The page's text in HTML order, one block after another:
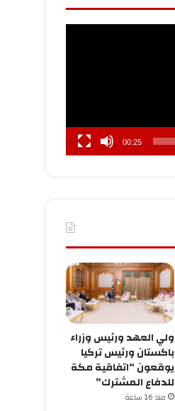
00:25
ولي العهد ورئيس وزراء
باكستان ورئيس تركيا
يوقعون “اتفاقية مكة
للدفاع المشترك”
منذ 16 ساعة